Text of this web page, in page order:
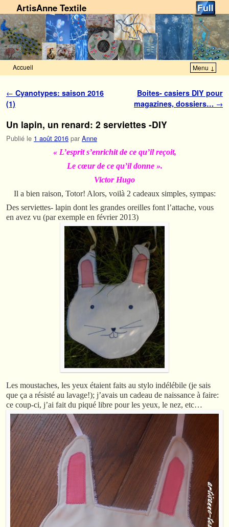
ArtisAnne Textile
Accueil Menu ↓
Navigation des articles
← Cyanotypes: saison 2016
(1)
Boites- casiers DIY pour
magazines, dossiers… →
Un lapin, un renard: 2 serviettes -DIY
Publié le 1 août 2016 par Anne
« L’esprit s’enrichit de ce qu’il reçoit,
Le cœur de ce qu’il donne ».
Victor Hugo
Il a bien raison, Totor! Alors, voilà 2 cadeaux simples, sympas:
Des serviettes- lapin dont les grandes oreilles font l’attache, vous
en avez vu (par exemple en février 2013)
Les moustaches, les yeux étaient faits au stylo indélébile (je sais
que ça a résisté au lavage!); j’avais un cadeau de naissance à faire:
ce coup-ci, j’ai fait du piqué libre pour les yeux, le nez, etc…